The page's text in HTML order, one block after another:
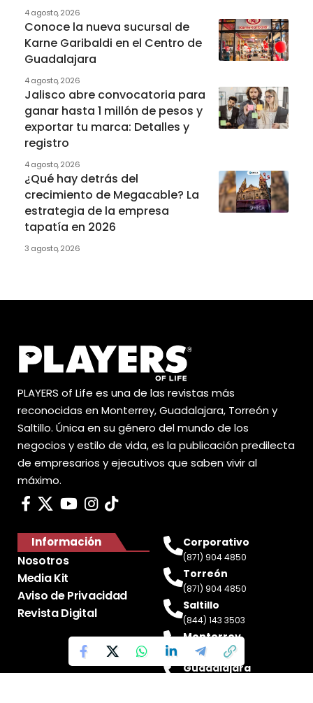
4 agosto, 2026
Conoce la nueva sucursal de
Karne Garibaldi en el Centro de
Guadalajara
4 agosto, 2026
Jalisco abre convocatoria para
ganar hasta 1 millón de pesos y
exportar tu marca: Detalles y
registro
4 agosto, 2026
¿Qué hay detrás del
crecimiento de Megacable? La
estrategia de la empresa
tapatía en 2026
3 agosto, 2026
PLAYERS of Life es una de las revistas más
reconocidas en Monterrey, Guadalajara, Torreón y
Saltillo. Única en su género del mundo de los
negocios y estilo de vida, es la publicación predilecta
de empresarios y ejecutivos que saben vivir al
máximo.
Información
Nosotros
Media Kit
Aviso de Privacidad
Revista Digital
Corporativo
(871) 904 4850
Torreón
(871) 904 4850
Saltillo
(844) 143 3503
Monterrey
(81) 2188 0412
Guadalajara